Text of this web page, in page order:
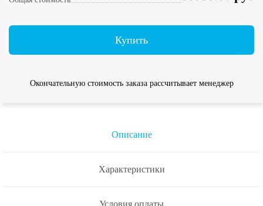
Купить
Окончательную стоимость заказа рассчитывает менеджер
Описание
Характеристики
Условия оплаты